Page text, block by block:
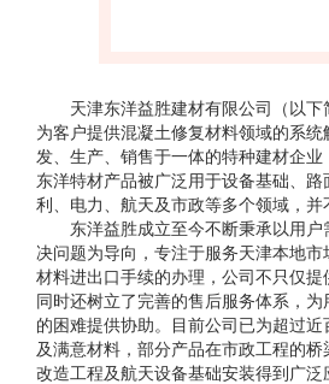
天津东洋益胜建材有限公司（以下
为客户提供混凝土修复材料领域的系
发、生产、销售于一体的特种建材企业
东洋特材产品被广泛用于设备基础、
利、电力、航天及市政等多个领域，并
东洋益胜成立至今不断秉承以用户
决问题为导向，专注于服务天津本地
材料进出口手续的办理，公司不只仅提
同时还树立了完善的售后服务体系，为
的困难提供协助。目前公司已为超过
及满意材料，部分产品在市政工程的桥
改造工程及航天设备基础安装得到广泛